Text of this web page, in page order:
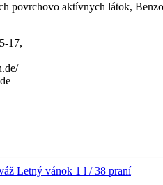
povrchovo aktívnych látok,
17,